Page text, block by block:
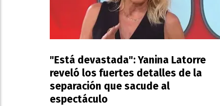
"Está devastada": Yanina Latorre
reveló los fuertes detalles de la
separación que sacude al
espectáculo